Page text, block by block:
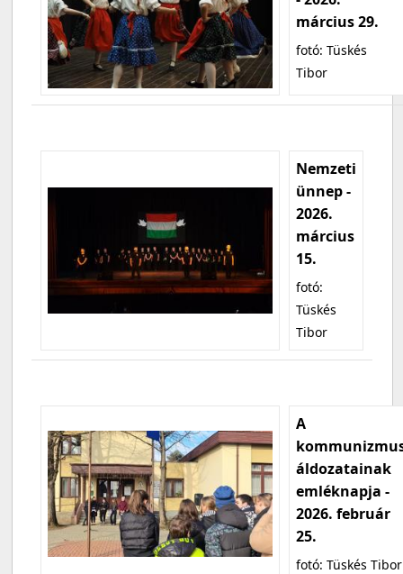
március 29.
fotó: Tüskés
Tibor
Nemzeti
ünnep -
2026.
március
15.
fotó:
Tüskés
Tibor
A
áldozatainak
emléknapja -
2026. február
25.
fotó: Tüskés Tibor